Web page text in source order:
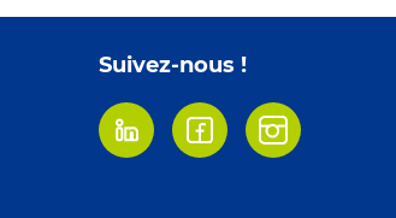
Suivez-nous !
LinkedinFacebookInstagram